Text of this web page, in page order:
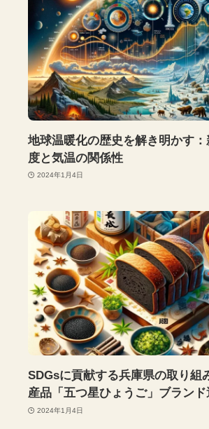
地球温暖化の歴史を解き明かす
度と気温の関係性
2024年1月4日
SDGsに貢献する兵庫県の取り組
産品「五つ星ひょうご」ブランド
2024年1月4日